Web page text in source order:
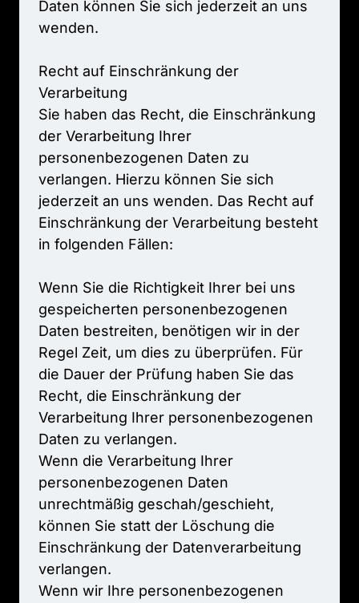
Daten können Sie sich jederzeit an
wenden.
Recht auf Einschränkung
Verarbeitung
Sie haben das Recht, die
der Verarbeitung
personenbezogenen Daten
verlangen. Hierzu können Sie
jederzeit an uns wenden. Das Recht
Einschränkung der Verarbeitung
in folgenden Fällen:
Wenn Sie die Richtigkeit Ihrer bei
gespeicherten
Daten bestreiten, benötigen wir in
Regel Zeit, um dies zu überprüfen.
die Dauer der Prüfung haben Sie
Recht, die Einschränkung
Verarbeitung Ihrer
Daten zu verlangen.
Wenn die Verarbeitung
personenbezogenen
unrechtmäßig
können Sie statt der Löschung
Einschränkung der
verlangen.
Wenn wir Ihre